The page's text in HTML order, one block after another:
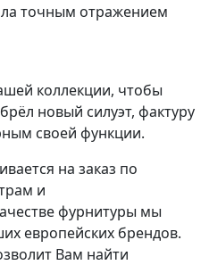
точным отражением
коллекции, чтобы
новый силуэт, фактуру
своей функции.
на заказ по
и
фурнитуры мы
европейских брендов.
Вам найти